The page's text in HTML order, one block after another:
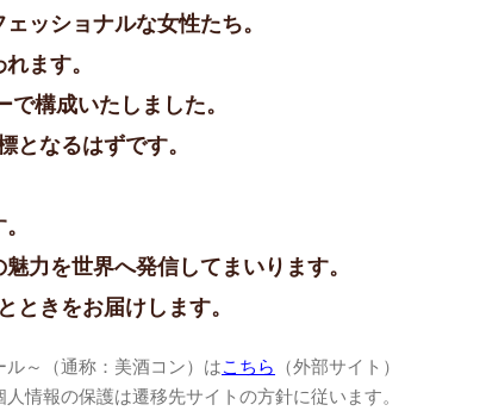
ッショナルな女性たち。
ます。
構成いたしました。
となるはずです。
力を世界へ発信してまいります。
きをお届けします。
ル～ （通称：美酒コン）はこちら
（外部サイト）
人情報の保護は遷移先サイトの方針に従います。